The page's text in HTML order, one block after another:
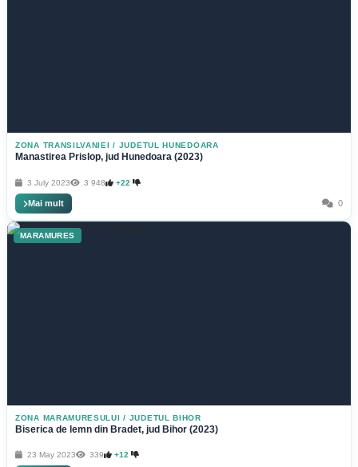
ZONA TRANSILVANIEI / JUDETUL HUNEDOARA
Manastirea Prislop, jud Hunedoara (2023)
3 July 2023 3 948 +22
Mai mult 0
MARAMURES
ZONA MARAMURESULUI / JUDETUL BIHOR
Biserica de lemn din Bradet, jud Bihor (2023)
23 May 2023 339 +12